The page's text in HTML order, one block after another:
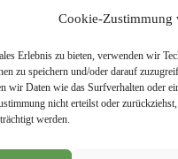
Cookie-Zustimmung
Erlebnis zu bieten, verwenden wir
zu speichern und/oder darauf
wir Daten wie das Surfverhalten oder
nicht erteilst oder
werden.